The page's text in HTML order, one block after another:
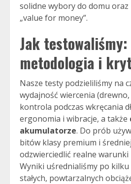
solidne wybory do domu oraz
„value for money”.
Jak testowaliśmy:
metodologia i
Nasze testy podzieliliśmy na
wydajność wiercenia (drewno,
kontrola podczas wkręcania
ergonomia i wibracje, a także
akumulatorze. Do prób
bitów klasy premium i
odzwierciedlić realne warunki
Wyniki uśrednialiśmy po
stałych, powtarzalnych